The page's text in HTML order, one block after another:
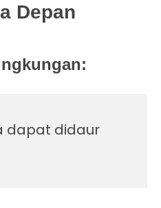
Depan
dapat didaur